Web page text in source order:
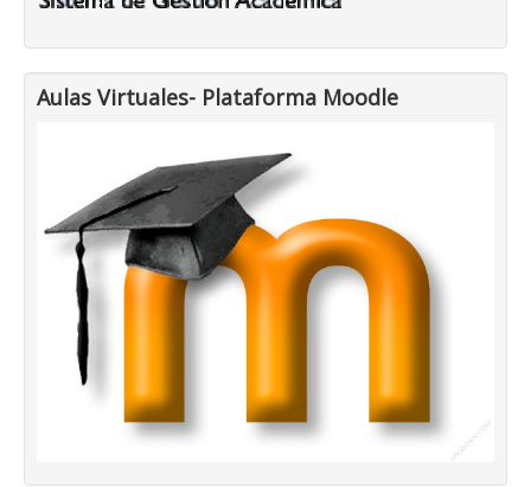
Aulas Virtuales- Plataforma Moodle